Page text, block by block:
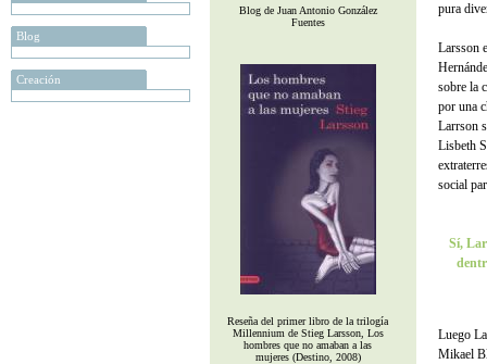
Blog
Creación
Blog de Juan Antonio González
Fuentes
Reseña del primer libro de la trilogía
Millennium de Stieg Larsson, Los
hombres que no amaban a las
mujeres (Destino, 2008)
pura
Larsson
sobre la
por una
Larrson
Lisbeth
social
Sí,
Luego
Mikael